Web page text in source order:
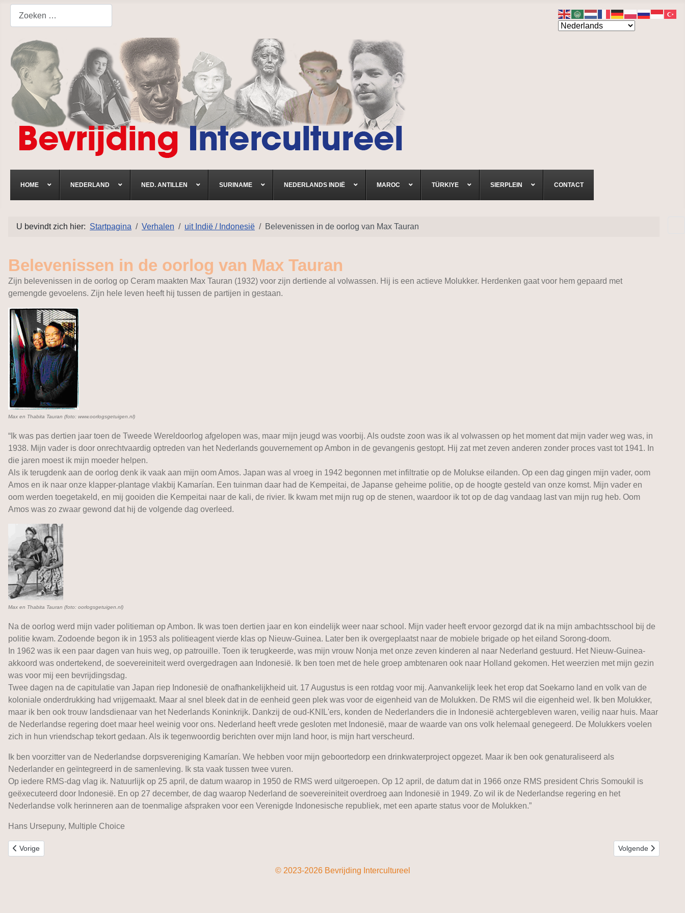
HOME NEDERLAND NED. ANTILLEN SURINAME NEDERLANDS INDIË MAROC TÜRKIYE SIERPLEIN CONTACT
U bevindt zich hier: Startpagina Verhalen uit Indië / Indonesië Belevenissen in de oorlog van Max Tauran
Belevenissen in de oorlog van Max Tauran
Zijn belevenissen in de oorlog op Ceram maakten Max Tauran (1932) voor zijn dertiende al volwassen. Hij is een actieve Molukker. Herdenken gaat voor hem gepaard met
gemengde gevoelens. Zijn hele leven heeft hij tussen de partijen in gestaan.
Max en Thabita Tauran (foto: www.oorlogsgetuigen.nl)
“Ik was pas dertien jaar toen de Tweede Wereldoorlog afgelopen was, maar mijn jeugd was voorbij. Als oudste zoon was ik al volwassen op het moment dat mijn vader weg was, in
1938. Mijn vader is door onrechtvaardig optreden van het Nederlands gouvernement op Ambon in de gevangenis gestopt. Hij zat met zeven anderen zonder proces vast tot 1941. In
die jaren moest ik mijn moeder helpen.
Als ik terugdenk aan de oorlog denk ik vaak aan mijn oom Amos. Japan was al vroeg in 1942 begonnen met infiltratie op de Molukse eilanden. Op een dag gingen mijn vader, oom
Amos en ik naar onze klapper-plantage vlakbij Kamarían. Een tuinman daar had de Kempeitai, de Japanse geheime politie, op de hoogte gesteld van onze komst. Mijn vader en
oom werden toegetakeld, en mij gooiden die Kempeitai naar de kali, de rivier. Ik kwam met mijn rug op de stenen, waardoor ik tot op de dag vandaag last van mijn rug heb. Oom
Amos was zo zwaar gewond dat hij de volgende dag overleed.
Max en Thabita Tauran (foto: oorlogsgetuigen.nl)
Na de oorlog werd mijn vader politieman op Ambon. Ik was toen dertien jaar en kon eindelijk weer naar school. Mijn vader heeft ervoor gezorgd dat ik na mijn ambachtsschool bij de
politie kwam. Zodoende begon ik in 1953 als politieagent vierde klas op Nieuw-Guinea. Later ben ik overgeplaatst naar de mobiele brigade op het eiland Sorong-doom.
In 1962 was ik een paar dagen van huis weg, op patrouille. Toen ik terugkeerde, was mijn vrouw Nonja met onze zeven kinderen al naar Nederland gestuurd. Het Nieuw-Guinea-
akkoord was ondertekend, de soevereiniteit werd overgedragen aan Indonesië. Ik ben toen met de hele groep ambtenaren ook naar Holland gekomen. Het weerzien met mijn gezin
was voor mij een bevrijdingsdag.
Twee dagen na de capitulatie van Japan riep Indonesië de onafhankelijkheid uit. 17 Augustus is een rotdag voor mij. Aanvankelijk leek het erop dat Soekarno land en volk van de
koloniale onderdrukking had vrijgemaakt. Maar al snel bleek dat in de eenheid geen plek was voor de eigenheid van de Molukken. De RMS wil die eigenheid wel. Ik ben Molukker,
maar ik ben ook trouw landsdienaar van het Nederlands Koninkrijk. Dankzij de oud-KNIL'ers, konden de Nederlanders die in Indonesië achtergebleven waren, veilig naar huis. Maar
de Nederlandse regering doet maar heel weinig voor ons. Nederland heeft vrede gesloten met Indonesië, maar de waarde van ons volk helemaal genegeerd. De Molukkers voelen
zich in hun vriendschap tekort gedaan. Als ik tegenwoordig berichten over mijn land hoor, is mijn hart verscheurd.
Ik ben voorzitter van de Nederlandse dorpsvereniging Kamarían. We hebben voor mijn geboortedorp een drinkwaterproject opgezet. Maar ik ben ook genaturaliseerd als
Nederlander en geïntegreerd in de samenleving. Ik sta vaak tussen twee vuren.
Op iedere RMS-dag vlag ik. Natuurlijk op 25 april, de datum waarop in 1950 de RMS werd uitgeroepen. Op 12 april, de datum dat in 1966 onze RMS president Chris Somoukil is
geëxecuteerd door Indonesië. En op 27 december, de dag waarop Nederland de soevereiniteit overdroeg aan Indonesië in 1949. Zo wil ik de Nederlandse regering en het
Nederlandse volk herinneren aan de toenmalige afspraken voor een Verenigde Indonesische republiek, met een aparte status voor de Molukken.”
Hans Ursepuny, Multiple Choice
Vorig artikel: Herinneringen van Broeder Angelus
Vorige Volgende artikel:
Volgende
© 2023-2026 Bevrijding Intercultureel